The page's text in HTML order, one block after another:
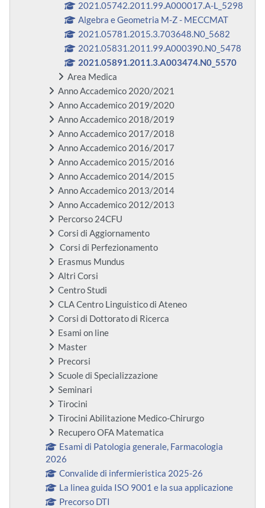
2021.05742.2011.99.A000017.A-L_5298
Algebra e Geometria M-Z - MECCMAT
2021.05781.2015.3.703648.N0_5682
2021.05831.2011.99.A000390.N0_5478
2021.05891.2011.3.A003474.N0_5570
Area Medica
Anno Accademico 2020/2021
Anno Accademico 2019/2020
Anno Accademico 2018/2019
Anno Accademico 2017/2018
Anno Accademico 2016/2017
Anno Accademico 2015/2016
Anno Accademico 2014/2015
Anno Accademico 2013/2014
Anno Accademico 2012/2013
Percorso 24CFU
Corsi di Aggiornamento
Corsi di Perfezionamento
Erasmus Mundus
Altri Corsi
Centro Studi
CLA Centro Linguistico di Ateneo
Corsi di Dottorato di Ricerca
Esami on line
Master
Precorsi
Scuole di Specializzazione
Seminari
Tirocini
Tirocini Abilitazione Medico-Chirurgo
Recupero OFA Matematica
Esami di Patologia generale, Farmacologia
2026
Convalide di infermieristica 2025-26
La linea guida ISO 9001 e la sua applicazione
Precorso DTI